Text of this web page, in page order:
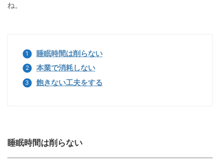
ね。
睡眠時間は削らない
本業で消耗しない
飽きない工夫をする
睡眠時間は削らない